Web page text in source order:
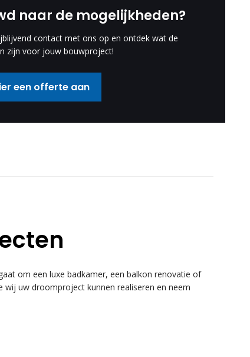
naar de mogelijkheden?
contact met ons op en ontdek wat de
zijn voor jouw bouwproject!
een offerte aan
om een luxe badkamer, een balkon renovatie of
uw droomproject kunnen realiseren en neem